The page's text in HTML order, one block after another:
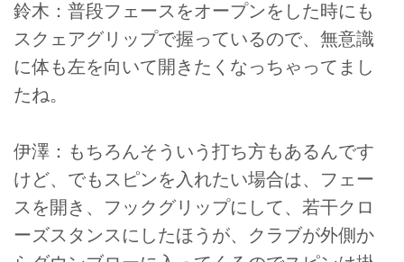
鈴木：普段フェースをオープンをした時にも
スクェアグリップで握っているので、無意識
に体も左を向いて開きたくなっちゃってまし
たね。
伊澤：もちろんそういう打ち方もあるんです
けど、でもスピンを入れたい場合は、フェー
スを開き、フックグリップにして、若干クロ
ーズスタンスにしたほうが、クラブが外側か